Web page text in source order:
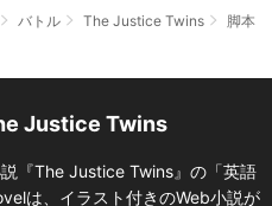
バトル The Justice Twins
脚本
Justice Twins
『The Justice Twins』の「英語
は、イラスト付きのWeb小説が